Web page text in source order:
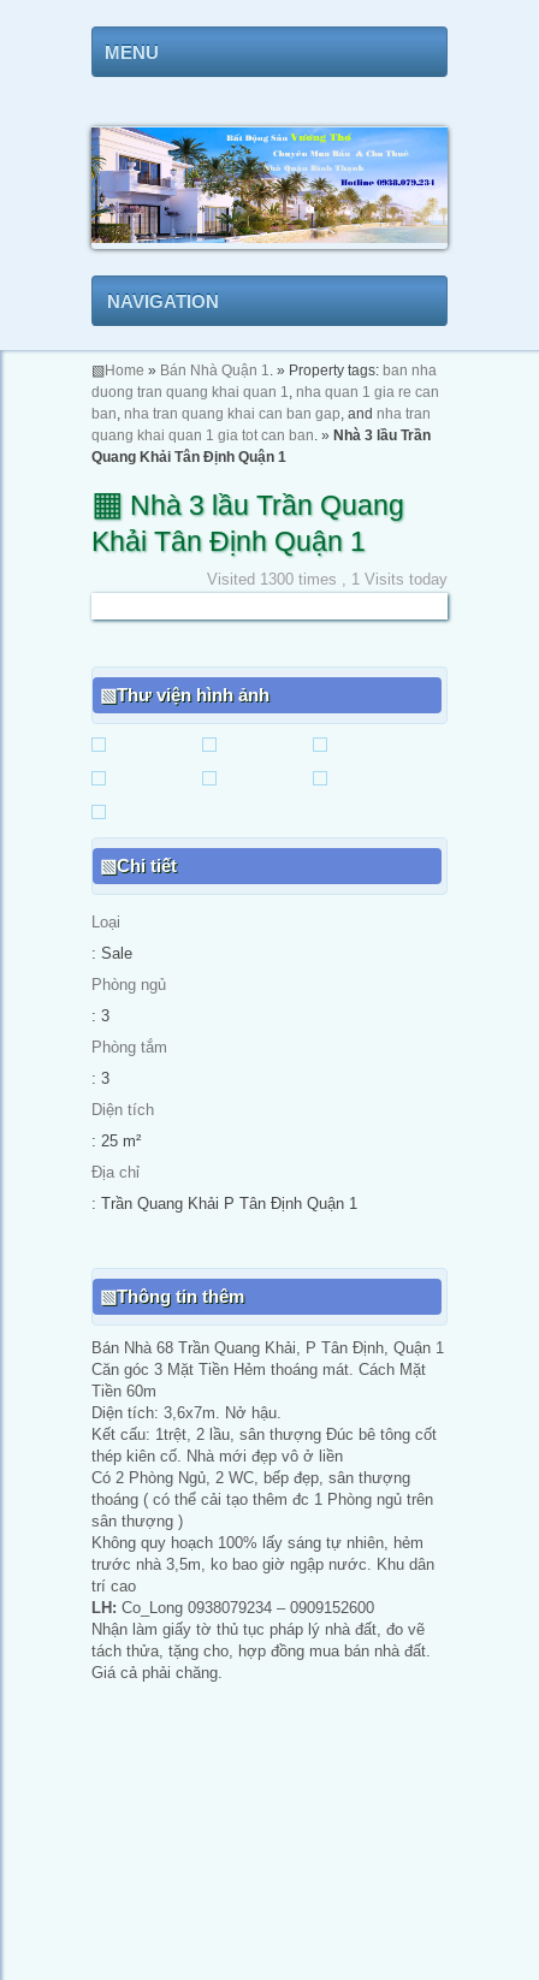
MENU
NAVIGATION
▧Home » Bán Nhà Quận 1. » Property tags: ban nha
duong tran quang khai quan 1, nha quan 1 gia re can
ban, nha tran quang khai can ban gap, and nha tran
quang khai quan 1 gia tot can ban. » Nhà 3 lầu Trần
Quang Khải Tân Định Quận 1
▦ Nhà 3 lầu Trần Quang
Khải Tân Định Quận 1
Visited 1300 times , 1 Visits today
Thư viện hình ảnh
Chi tiết
Loại
: Sale
Phòng ngủ
: 3
Phòng tắm
: 3
Diện tích
: 25 m²
Địa chỉ
: Trần Quang Khải P Tân Định Quận 1
Thông tin thêm
Bán Nhà 68 Trần Quang Khải, P Tân Định, Quận 1
Căn góc 3 Mặt Tiền Hẻm thoáng mát. Cách Mặt
Tiền 60m
Diện tích: 3,6x7m. Nở hậu.
Kết cấu: 1trệt, 2 lầu, sân thượng Đúc bê tông cốt
thép kiên cố. Nhà mới đẹp vô ở liền
Có 2 Phòng Ngủ, 2 WC, bếp đẹp, sân thượng
thoáng ( có thể cải tạo thêm đc 1 Phòng ngủ trên
sân thượng )
Không quy hoạch 100% lấy sáng tự nhiên, hẻm
trước nhà 3,5m, ko bao giờ ngập nước. Khu dân
trí cao
LH: Co_Long 0938079234 – 0909152600
Nhận làm giấy tờ thủ tục pháp lý nhà đất, đo vẽ
tách thửa, tặng cho, hợp đồng mua bán nhà đất.
Giá cả phải chăng.